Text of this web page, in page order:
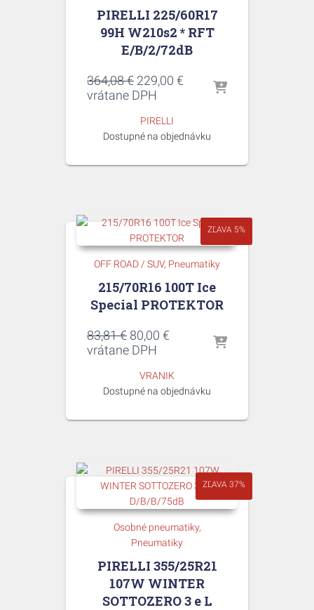
PIRELLI 225/60R17
99H W210s2 * RFT
E/B/2/72dB
364,08€ Pôvodná
cena
364,08 €.
229,00 € Aktuálna
vrátane DPH
PIRELLI
Dostupné na objednávku
ZĽAVA 5%
OFF ROAD / SUV Pneumatiky
215/70R16 100T Ice
Special PROTEKTOR
83,81€ Pôvodná
cena
83,81 €.
80,00 € Aktuálna
80,00 €.
vrátane DPH
VRANIK
Dostupné na objednávku
ZĽAVA 37%
Osobné pneumatiky
Pneumatiky
PIRELLI 355/25R21
107W WINTER
SOTTOZERO 3 e L